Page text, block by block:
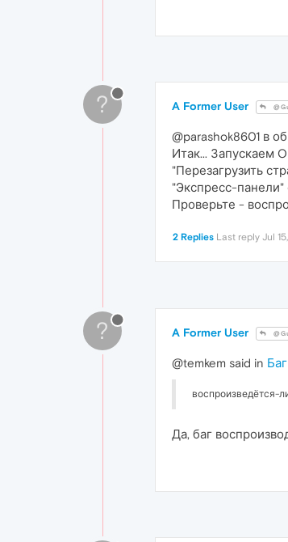
? A Former User
@parashok8601 в
Итак... Запускаем
"Перезагрузить
"Экспресс-панели"
Проверьте -
2 Replies Last reply Jul
? A Former User
@temkem said in
воспроизведётся-
Да, баг